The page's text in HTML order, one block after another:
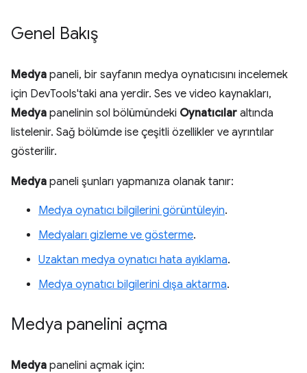
Genel Bakış
Medya paneli, bir sayfanın medya oynatıcısını incelemek
için DevTools'taki ana yerdir. Ses ve video kaynakları,
Medya panelinin sol bölümündeki Oynatıcılar altında
listelenir. Sağ bölümde ise çeşitli özellikler ve ayrıntılar
gösterilir.
Medya paneli şunları yapmanıza olanak tanır:
Medya oynatıcı bilgilerini görüntüleyin.
Medyaları gizleme ve gösterme.
Uzaktan medya oynatıcı hata ayıklama.
Medya oynatıcı bilgilerini dışa aktarma.
Medya panelini açma
Medya panelini açmak için: